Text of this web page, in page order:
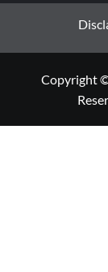
Copyright